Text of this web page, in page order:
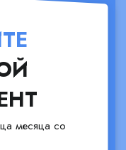
месяца со